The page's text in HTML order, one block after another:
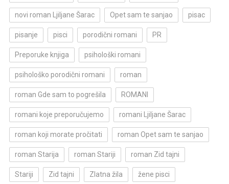
novi roman Ljiljane Šarac Opet sam te sanjao pisac
pisanje pisci porodični romani PR
Preporuke knjiga psihološki romani
psihološko porodični romani roman
roman Gde sam to pogrešila ROMANI
romani koje preporučujemo romani Ljiljane Šarac
roman koji morate pročitati roman Opet sam te sanjao
roman Starija roman Stariji roman Zid tajni
Stariji Zid tajni Zlatna žila žene pisci